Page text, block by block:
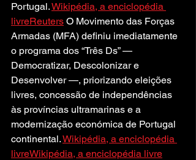
Portugal. Wikipédia, a enciclopédia
livreReuters O Movimento das Forças
Armadas (MFA) definiu imediatamente
o programa dos “Três Ds” —
Democratizar, Descolonizar e
Desenvolver —, priorizando eleições
livres, concessão de independências
às províncias ultramarinas e a
modernização económica de Portugal
continental. Wikipédia, a enciclopédia
livreWikipédia, a enciclopédia livre